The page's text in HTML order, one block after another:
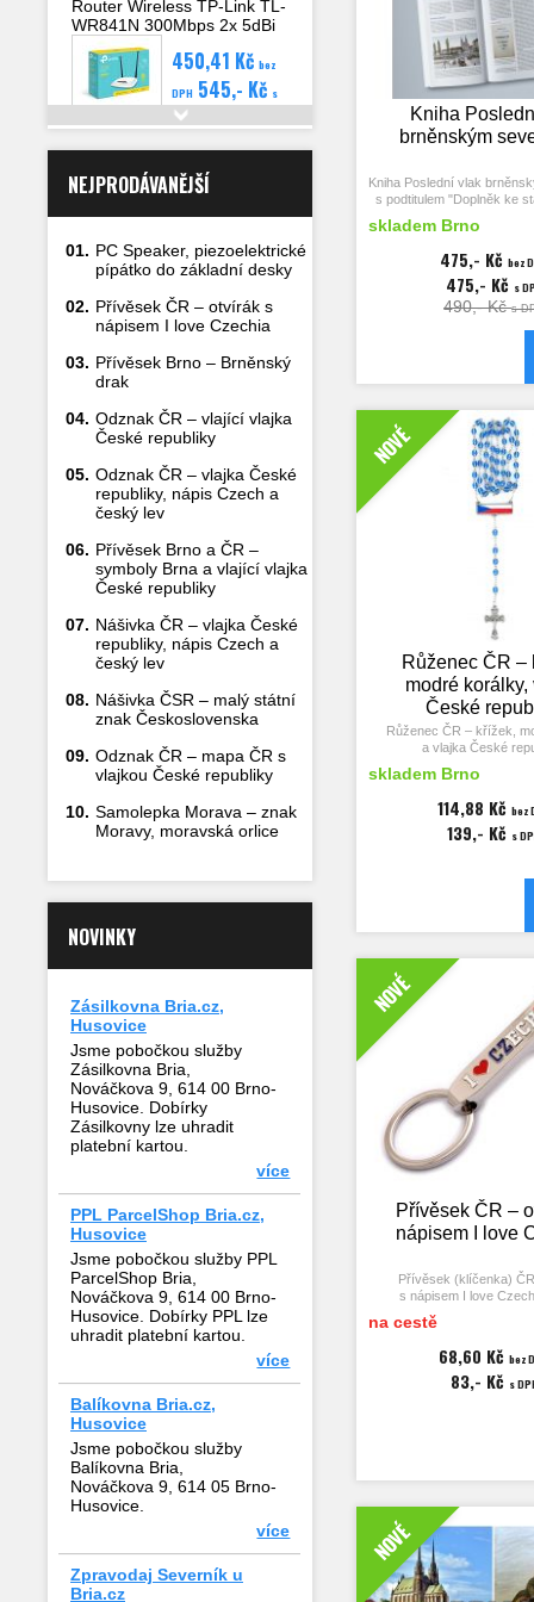
Router Wireless TP-Link TL-
WR841N 300Mbps 2x 5dBi
anténa, 4x LAN, WAN, WPS
450,41 Kč bez
DPH 545,- Kč s
DPH
Detail
NEJPRODÁVANĚJŠÍ
01. PC Speaker, piezoelektrické
pípátko do základní desky
02. Přívěsek ČR – otvírák s
nápisem I love Czechia
03. Přívěsek Brno – Brněnský
drak
04. Odznak ČR – vlající vlajka
České republiky
05. Odznak ČR – vlajka České
republiky, nápis Czech a
český lev
06. Přívěsek Brno a ČR –
symboly Brna a vlající vlajka
České republiky
07. Nášivka ČR – vlajka České
republiky, nápis Czech a
český lev
08. Nášivka ČSR – malý státní
znak Československa
09. Odznak ČR – mapa ČR s
vlajkou České republiky
10. Samolepka Morava – znak
Moravy, moravská orlice
NOVINKY
Zásilkovna Bria.cz,
Husovice
Jsme pobočkou služby
Zásilkovna Bria,
Nováčkova 9, 614 00 Brno-
Husovice. Dobírky
Zásilkovny lze uhradit
platební kartou.
více
PPL ParcelShop Bria.cz,
Husovice
Jsme pobočkou služby PPL
ParcelShop Bria,
Nováčkova 9, 614 00 Brno-
Husovice. Dobírky PPL lze
uhradit platební kartou.
více
Balíkovna Bria.cz,
Husovice
Jsme pobočkou služby
Balíkovna Bria,
Nováčkova 9, 614 05 Brno-
Husovice.
více
Zpravodaj Severník u
Bria.cz
že státní znak a vlajku
(§ 169), používal se Malý
žádný takový zákon v
vydán. Malý znak se
až do roku 1960, kdy byl
1960 přijat nový státní
Československé
Klíčová slova:
Kniha
brněnským
Kniha Poslední vlak
s podtitulem "Doplněk ke
dodnes fenoménem
Černých Polí. Trať byla v
1885-1962.
Pokračování knihy
brněnským severem
vzpomínky pamětníků,
sledovaného úseku na
části Brno-sever. Obsahuje
Českosloveské tabákové
stará Tišnovka zásobovala.
srovnávacích fotografií
od Zábrdovic po Černá
dnešní podobu míst,
před 60 lety jezdil
"Tišnovka je součástí
vlastně nikdy doopravdy
můžeme si ji kdykoli snově
je pro nás, kdo jsme u ní
nebeská dálnice."
"a od Tišnovky opět houká
kluk chci s ním jet dál a
jako pták."~ básník
skladem Brno
475,- Kčbez
475,- Kč s
490,- Kčs
NOVÉ
Růženec ČR –
modré korálky,
České
Růženec ČR – křížek,
a vlajka České
Délka růžence 42 cm a
Klíčová slova:
der Rosenkranz, korálky,
skladem Brno
114,88 Kč bez
139,- Kč s
NOVÉ
Přívěsek ČR –
nápisem I love
Přívěsek (klíčenka)
s nápisem I love
Praktický stylový dárek
Rozměry přívěsku
tloušťka 15 mm.
Czechia je anglický
Klíčová slova: bottle
Česko,
na cestě
68,60 Kčbez
83,- Kč s
NOVÉ